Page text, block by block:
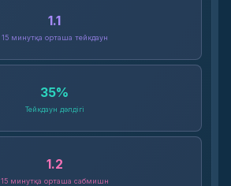
1.1
15 минутқа орташа тейкдаун
35%
Тейкдаун дәлдігі
1.2
15 минутқа орташа сабмишн